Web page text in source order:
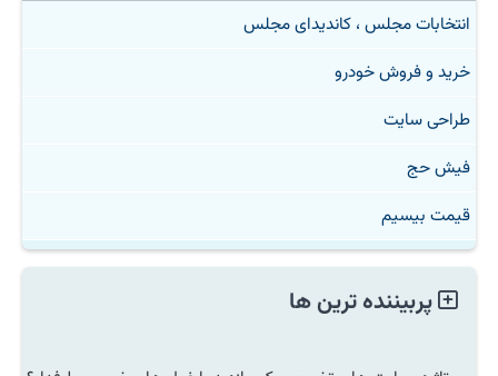
انتخابات مجلس ، کاندیدای مجلس
خرید و فروش خودرو
طراحی سایت
فیش حج
قیمت بیسیم
پربیننده ترین ها